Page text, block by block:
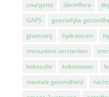
courgette
darmflora
GAPS
geestelijke
glutenvrij
hydrateren
immuniteit versterken
kokosolie
kokoswater
mentale gezondheid